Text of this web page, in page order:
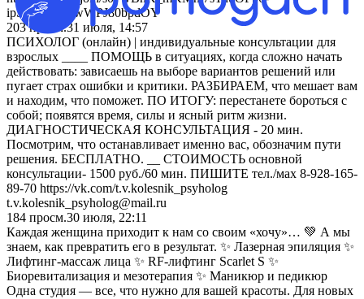
ipS_MhWP_wWPJ80bpdOY
203просм.31 июля, 14:57
ПСИХОЛОГ (онлайн) | индивидуальные консультации для
взрослых ____ ПОМОЩЬ в ситуациях, когда сложно начать
действовать: зависаешь на выборе вариантов решений или
пугает страх ошибки и критики. РАЗБИРАЕМ, что мешает вам
и находим, что поможет. ПО ИТОГУ: перестанете бороться с
собой; появятся время, силы и ясный ритм жизни.
ДИАГНОСТИЧЕСКАЯ КОНСУЛЬТАЦИЯ - 20 мин.
Посмотрим, что останавливает именно вас, обозначим пути
решения. БЕСПЛАТНО. __ СТОИМОСТЬ основной
консультации- 1500 руб./60 мин. ПИШИТЕ тел./мах 8-928-165-
89-70 https://vk.com/t.v.kolesnik_psyholog
t.v.kolesnik_psyholog@mail.ru
184 просм.30 июля, 22:11
Каждая женщина приходит к нам со своим «хочу»… 💚 А мы
знаем, как превратить его в результат. ✨ Лазерная эпиляция ✨
Лифтинг-массаж лица ✨ RF-лифтинг Scarlet S ✨
Биоревитализация и мезотерапия ✨ Маникюр и педикюр
Одна студия — все, что нужно для вашей красоты. Для новых